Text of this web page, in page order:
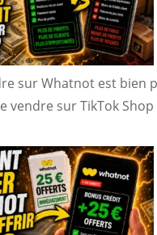
sur Whatnot est bien
vendre sur TikTok Shop